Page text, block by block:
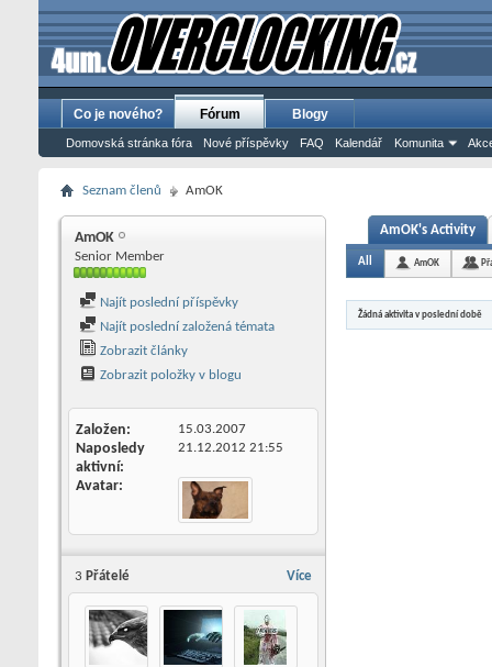
Co je nového? Fórum
Domovská stránka fóra Nové příspěvky FAQ Kalendář Komunita
Blogy
Seznam členů AmOK
AmOK
Senior Member
Najít poslední příspěvky
Najít poslední založená témata
Zobrazit články
Zobrazit položky v blogu
Založen 15.03.2007
Naposledy
aktivní
21.12.2012 21:55
Avatar
Více
3 Přátelé
AmOK's Activity
All AmOK
Žádná aktivita v poslední době